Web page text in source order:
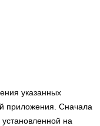
указанных
приложения. Сначала
на